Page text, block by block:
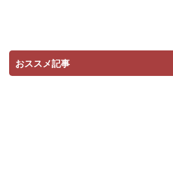
おススメ記事